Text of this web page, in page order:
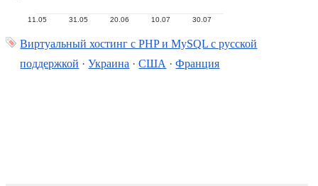
11.05 31.05 20.06 10.07 30.07
Виртуальный хостинг c PHP и MySQL с русской
поддержкой ·Украина ·США ·Франция